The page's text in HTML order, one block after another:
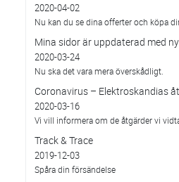
2020-04-02
Nu kan du se dina offerter och köpa
Mina sidor är uppdaterad med
2020-03-24
Nu ska det vara mera överskådligt.
Coronavirus – Elektroskandias
2020-03-16
Vi vill informera om de åtgärder vi
Track & Trace
2019-12-03
Spåra din försändelse